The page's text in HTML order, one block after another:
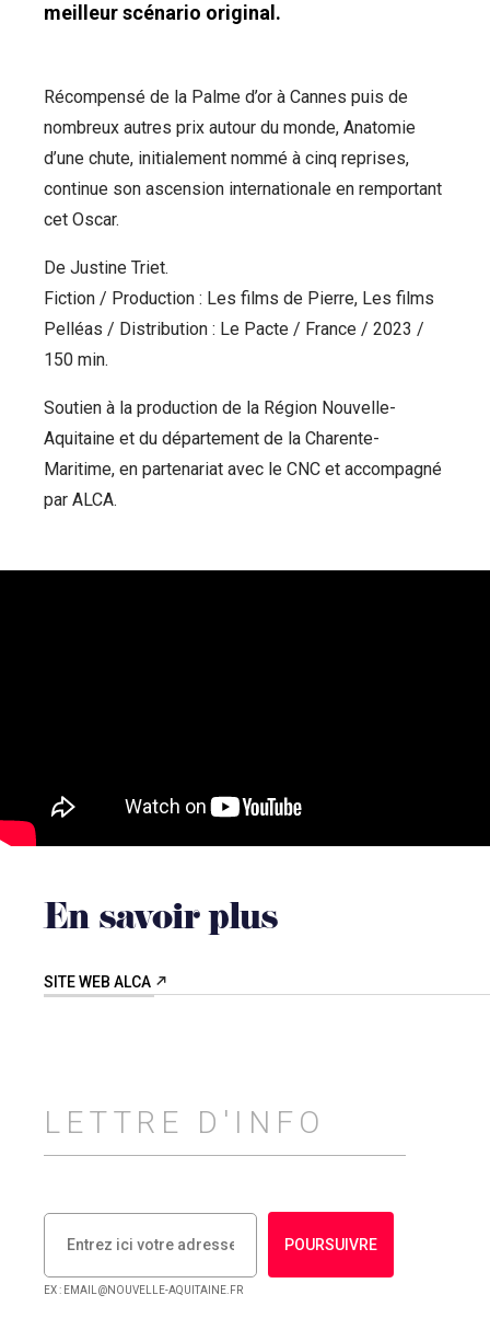
meilleur scénario original.
Récompensé de la Palme d’or à Cannes puis de
nombreux autres prix autour du monde, Anatomie
d’une chute, initialement nommé à cinq reprises,
continue son ascension internationale en remportant
cet Oscar.
De Justine Triet.
Fiction / Production : Les films de Pierre, Les films
Pelléas / Distribution : Le Pacte / France / 2023 /
150 min.
Soutien à la production de la Région Nouvelle-
Aquitaine et du département de la Charente-
Maritime, en partenariat avec le CNC et accompagné
par ALCA.
En savoir plus
SITE WEB ALCA
LETTRE D'INFO
POURSUIVRE
EX : EMAIL@NOUVELLE-AQUITAINE.FR